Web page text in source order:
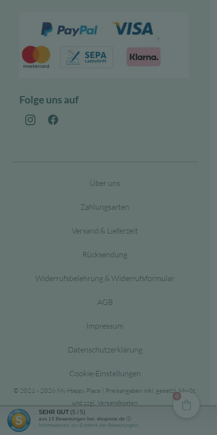
Folge uns auf
Über uns
Zahlungsarten
Versand & Lieferzeit
Rücksendung
Widerrufsbelehrung & Widerrufsformular
AGB
Impressum
Datenschutzerklärung
Cookie-Einstellungen
© 2021 - 2026 My Happy Place | Preisangaben inkl. gesetzl. MwSt.
und zzgl. Versandkosten
0
SEHR GUT (5 / 5)
aus 13 Bewertungen bei: shopvote.de ⓘ
Informationen zur Echtheit der Bewertungen